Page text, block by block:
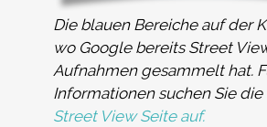
Die blauen Bereiche auf der
wo Google bereits Street
Aufnahmen gesammelt hat.
Informationen suchen Sie die
Street View Seite auf.